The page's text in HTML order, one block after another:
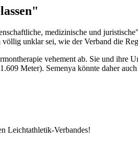
medizinische und
unklar sei, wie der Verband die
vehement ab. Sie und ihre
Meter). Semenya könnte daher
Leichtathletik-Verbandes!